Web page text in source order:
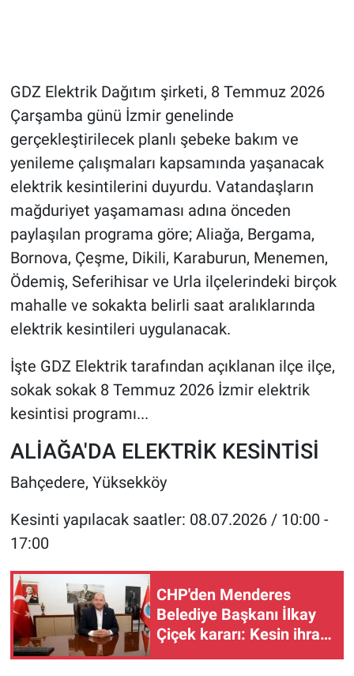
GDZ Elektrik Dağıtım şirketi, 8 Temmuz 2026
Çarşamba günü İzmir genelinde
gerçekleştirilecek planlı şebeke bakım ve
yenileme çalışmaları kapsamında yaşanacak
elektrik kesintilerini duyurdu. Vatandaşların
mağduriyet yaşamaması adına önceden
paylaşılan programa göre; Aliağa, Bergama,
Bornova, Çeşme, Dikili, Karaburun, Menemen,
Ödemiş, Seferihisar ve Urla ilçelerindeki birçok
mahalle ve sokakta belirli saat aralıklarında
elektrik kesintileri uygulanacak.
İşte GDZ Elektrik tarafından açıklanan ilçe ilçe,
sokak sokak 8 Temmuz 2026 İzmir elektrik
kesintisi programı...
ALİAĞA'DA ELEKTRİK KESİNTİSİ
Bahçedere, Yüksekköy
Kesinti yapılacak saatler: 08.07.2026 / 10:00 -
17:00
CHP'den Menderes
Belediye Başkanı İlkay
Çiçek kararı: Kesin ihraç